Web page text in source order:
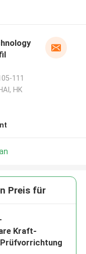
111
HK
Preis für
Kraft-